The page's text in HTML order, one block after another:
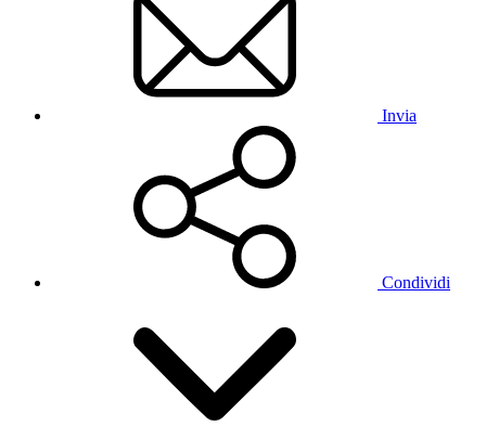
Invia
Condividi